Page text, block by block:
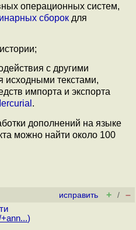
операционных систем,
сборок для
с другими
исходными текстами,
импорта и экспорта
.
дополнений на языке
можно найти около 100
исправить + / –
)